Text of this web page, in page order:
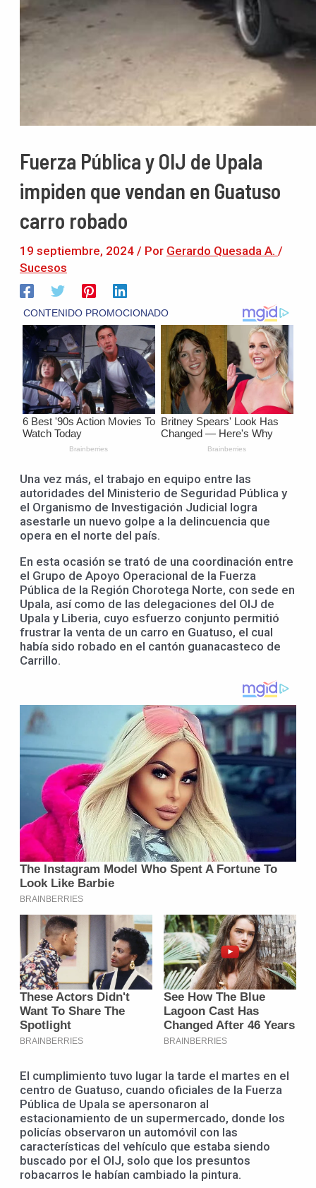
Fuerza Pública y OIJ de Upala
impiden que vendan en Guatuso
carro robado
19 septiembre, 2024 / Por Gerardo Quesada A. /
Sucesos
Una vez más, el trabajo en equipo entre las
autoridades del Ministerio de Seguridad Pública y
el Organismo de Investigación Judicial logra
asestarle un nuevo golpe a la delincuencia que
opera en el norte del país.
En esta ocasión se trató de una coordinación entre
el Grupo de Apoyo Operacional de la Fuerza
Pública de la Región Chorotega Norte, con sede en
Upala, así como de las delegaciones del OIJ de
Upala y Liberia, cuyo esfuerzo conjunto permitió
frustrar la venta de un carro en Guatuso, el cual
había sido robado en el cantón guanacasteco de
Carrillo.
El cumplimiento tuvo lugar la tarde el martes en el
centro de Guatuso, cuando oficiales de la Fuerza
Pública de Upala se apersonaron al
estacionamiento de un supermercado, donde los
policías observaron un automóvil con las
características del vehículo que estaba siendo
buscado por el OIJ, solo que los presuntos
robacarros le habían cambiado la pintura.